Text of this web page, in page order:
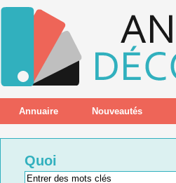
Annuaire Nouveautés
Quoi